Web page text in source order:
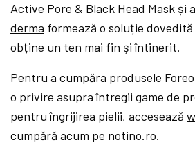
Active Pore & Black Head Mask și
derma formează o soluție
obține un ten mai fin și întinerit.
Pentru a cumpăra produsele
o privire asupra întregii game de
pentru îngrijirea pielii, accesează
cumpără acum pe notino.ro.